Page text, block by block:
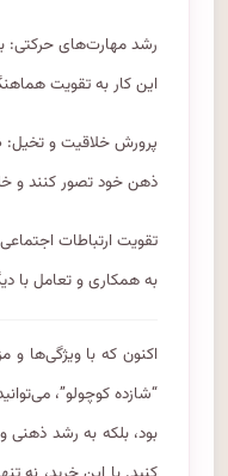
رشد مهارت‌های حرکتی:
این کار به تقویت
پرورش خلاقیت و تخیل:
ذهن خود تصور کنند و
تقویت ارتباطات
به همکاری و تعامل با
“شازده کوچولو”،
بود، بلکه به رشد